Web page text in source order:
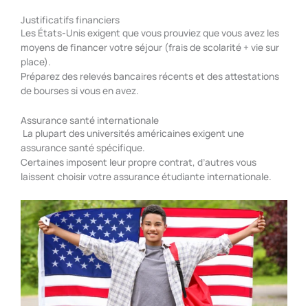
Justificatifs financiers
Les États-Unis exigent que vous prouviez que vous avez les
moyens de financer votre séjour (frais de scolarité + vie sur
place).
Préparez des relevés bancaires récents et des attestations
de bourses si vous en avez.
Assurance santé internationale
La plupart des universités américaines exigent une
assurance santé spécifique.
Certaines imposent leur propre contrat, d’autres vous
laissent choisir votre assurance étudiante internationale.